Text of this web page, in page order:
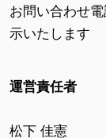
お問い合わせ
示いたします
運営責任者
松下 佳憲